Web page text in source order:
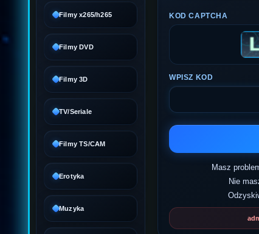
Filmy x265/h265
Filmy DVD
Filmy 3D
TV/Seriale
Filmy TS/CAM
Erotyka
Muzyka
KOD CAPTCHA
WPISZ KOD
Masz
Nie